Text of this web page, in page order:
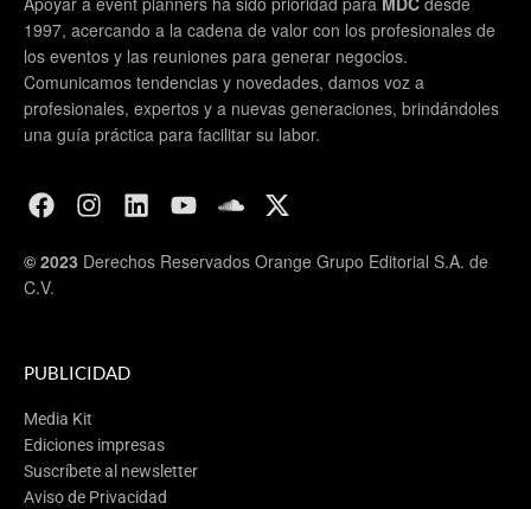
1997, acercando a la cadena de valor con los profesionales de
los eventos y las reuniones para generar negocios.
Comunicamos tendencias y novedades, damos voz a
profesionales, expertos y a nuevas generaciones, brindándoles
una guía práctica para facilitar su labor.
© 2023 Derechos Reservados Orange Grupo Editorial S.A. de
C.V.
PUBLICIDAD
Media Kit
Ediciones impresas
Suscríbete al newsletter
Aviso de Privacidad